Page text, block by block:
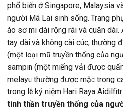
phổ biến ở Singapore, Malaysia
người Mã Lai sinh sống. Trang
áo sơ mi dài rộng rãi và quần
tay dài và không cài cúc, thường
(một loại mũ truyền thống của
sampin (một miếng vải được
melayu thường được mặc trong
trong lễ kỷ niệm Hari Raya
tinh thần truyền thống của